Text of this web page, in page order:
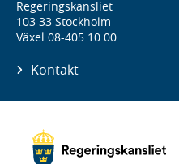
Regeringskansliet
103 33 Stockholm
Växel 08-405 10 00
Kontakt